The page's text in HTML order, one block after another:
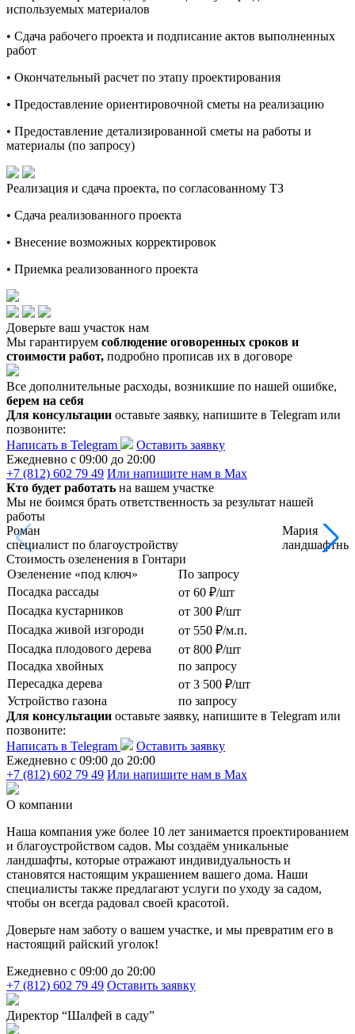
используемых материалов
• Сдача рабочего проекта и подписание актов выполненных
работ
• Окончательный расчет по этапу проектирования
• Предоставление ориентировочной сметы на реализацию
• Предоставление детализированной сметы на работы и
материалы (по запросу)
Реализация и сдача проекта, по согласованному ТЗ
• Сдача реализованного проекта
• Внесение возможных корректировок
• Приемка реализованного проекта
Доверьте ваш участок нам
Мы гарантируем соблюдение оговоренных сроков и
стоимости работ, подробно прописав их в договоре
Все дополнительные расходы, возникшие по нашей ошибке,
берем на себя
Для консультации оставьте заявку, напишите в Telegram или
позвоните:
Написать в Telegram
Оставить заявку
Ежедневно c 09:00 до 20:00
+7 (812) 602 79 49 Или напишите нам в Max
Кто будет работать на вашем участке
Мы не боимся брать ответственность за результат нашей
работы
Роман
специалист по благоустройству
Мария
Стоимость озеленения в Гонтари
Озеленение «под ключ»
По запросу
Посадка рассады
от 60 ₽/шт
Посадка кустарников
от 300 ₽/шт
Посадка живой изгороди
от 550 ₽/м.п.
Посадка плодового дерева
от 800 ₽/шт
Посадка хвойных
по запросу
Пересадка дерева
от 3 500 ₽/шт
Устройство газона
по запросу
Для консультации оставьте заявку, напишите в Telegram или
позвоните:
Написать в Telegram
Оставить заявку
Ежедневно c 09:00 до 20:00
+7 (812) 602 79 49 Или напишите нам в Max
О компании
Наша компания уже более 10 лет занимается проектированием
и благоустройством садов. Мы создаём уникальные
ландшафты, которые отражают индивидуальность и
становятся настоящим украшением вашего дома. Наши
специалисты также предлагают услуги по уходу за садом,
чтобы он всегда радовал своей красотой.
Доверьте нам заботу о вашем участке, и мы превратим его в
настоящий райский уголок!
Ежедневно c 09:00 до 20:00
+7 (812) 602 79 49 Оставить заявку
Директор “Шалфей в саду”